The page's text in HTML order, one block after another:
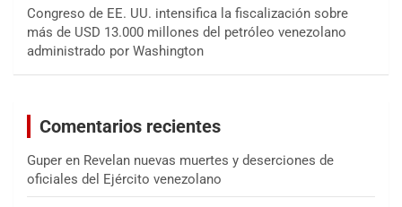
Congreso de EE. UU. intensifica la fiscalización sobre
más de USD 13.000 millones del petróleo venezolano
administrado por Washington
Comentarios recientes
Guper en Revelan nuevas muertes y deserciones de
oficiales del Ejército venezolano